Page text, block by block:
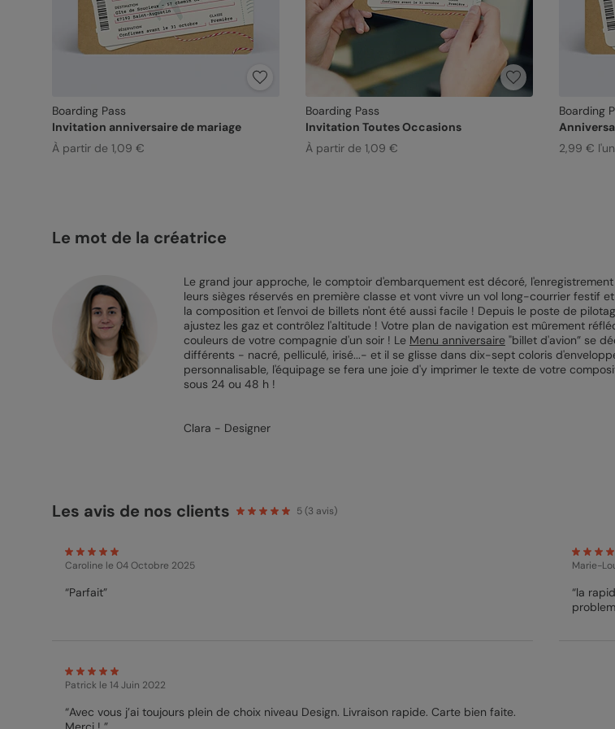
Boarding Pass
Invitation anniversaire de mariage
À partir de 1,09 €
Boarding Pass
Invitation Toutes Occasions
À partir de 1,09 €
Boarding
2,99 €
Le mot de la créatrice
Le grand jour approche, le comptoir d'embarquement est décoré,
leurs sièges réservés en première classe et vont vivre un vol long-courrier festif
la composition et l'envoi de billets n'ont été aussi facile ! Depuis le poste de
ajustez les gaz et contrôlez l'altitude ! Votre plan de navigation est mûrement
couleurs de votre compagnie d'un soir ! Le Menu anniversaire"billet d'avion” se
différents - nacré, pelliculé, irisé...- et il se glisse dans dix-sept coloris
personnalisable, l'équipage se fera une joie d'y imprimer le texte de votre
sous 24 ou 48 h !
Clara - Designer
Les avis de nos clients 5(3 avis)
Caroline le 04 Octobre 2025
“Parfait”
Marie-
“la
Patrick le 14 Juin 2022
“Avec vous j’ai toujours plein de choix niveau Design. Livraison rapide. Carte bien faite.